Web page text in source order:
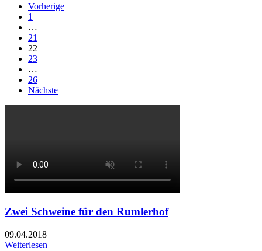
Vorherige
1
…
21
22
23
…
26
Nächste
Zwei Schweine für den Rumlerhof
09.04.2018
Weiterlesen